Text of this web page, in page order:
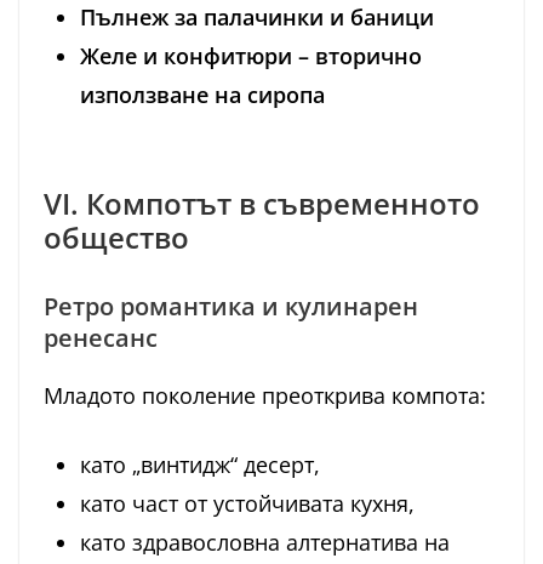
Пълнеж за палачинки и баници
Желе и конфитюри – вторично
използване на сиропа
VI. Компотът в съвременното
общество
Ретро романтика и кулинарен
ренесанс
Младото поколение преоткрива компота:
като „винтидж“ десерт,
като част от устойчивата кухня,
като здравословна алтернатива на